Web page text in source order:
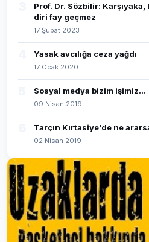
Prof. Dr. Sözbilir:
diri fay geçmez
17 Şubat 2023
Yasak avcılığa ceza yağdı
17 Ocak 2020
Sosyal medya bizim işimiz...
09 Nisan 2019
Tarçın Kırtasiye'de ne
02 Nisan 2019